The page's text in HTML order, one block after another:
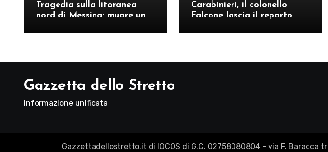
Tragedia sulla litoranea
nord di Messina: muore un
Carabinieri, il colonello
Falcone lascia il reparto
comando provinciale di
Gazzetta dello Stretto
informazione unificata
Gazzettadellostretto.it di IOCOS di G.C. 02758080804 - via F. Baracca